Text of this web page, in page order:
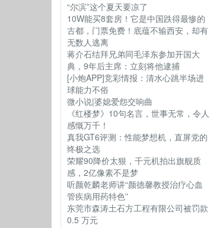
“尔滨”这个夏天要凉了
10W能买8套房！它是中国跌得最惨的
古都，门票免费！底蕴不输西安，却有
无数人逃离
蒋介石结拜兄弟同毛泽东参加开国大
典，9年后主席：立刻将他逮捕
[小炮APP]竞彩情报：清水心跳半场进
球能力不俗
微小说|婆媳爱怨交响曲
《红楼梦》10句名言，世事无常，令人
感慨万千！
真我GT6评测：性能梦想机，直屏党的
终极之选
荣耀90降价太狠，千元机拍出旗舰质
感，2亿像素不是梦
听颜乾麟老师讲“颜德馨教授治疗心血
管疾病用药特色”
东莞市森涛土石方工程有限公司被罚款
0.5 万元